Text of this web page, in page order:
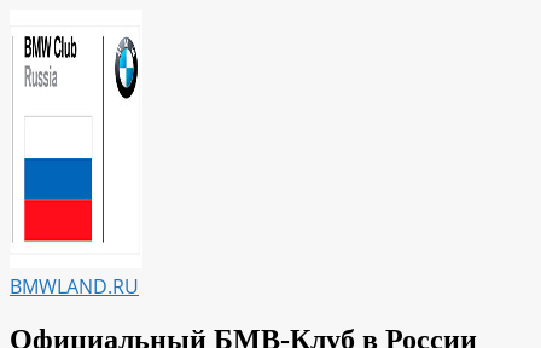
к
содержимому
BMWLAND.RU
Официальный БМВ-Клуб в России